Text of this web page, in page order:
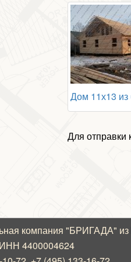
Для
компания "БРИГАДА"
4400004624